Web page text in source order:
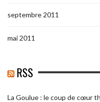
septembre 2011
mai 2011
RSS
La Goulue : le coup de cœur